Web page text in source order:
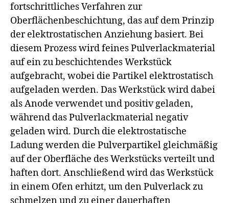
fortschrittliches Verfahren zur
Oberflächenbeschichtung, das auf dem Prinzip
der elektrostatischen Anziehung basiert. Bei
diesem Prozess wird feines Pulverlackmaterial
auf ein zu beschichtendes Werkstück
aufgebracht, wobei die Partikel elektrostatisch
aufgeladen werden. Das Werkstück wird dabei
als Anode verwendet und positiv geladen,
während das Pulverlackmaterial negativ
geladen wird. Durch die elektrostatische
Ladung werden die Pulverpartikel gleichmäßig
auf der Oberfläche des Werkstücks verteilt und
haften dort. Anschließend wird das Werkstück
in einem Ofen erhitzt, um den Pulverlack zu